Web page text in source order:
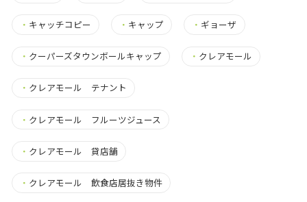
・ キャッチコピー ・ キャップ ・ ギョーザ
・ クーパーズタウンボールキャップ ・ クレアモール
・ クレアモール テナント
・ クレアモール フルーツジュース
・ クレアモール 貸店舗
・ クレアモール 飲食店居抜き物件